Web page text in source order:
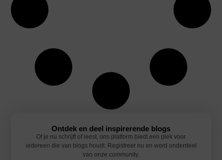
Ontdek en deel inspirerende blogs
Of je nu schrijft of leest, ons platform biedt een plek voor
iedereen die van blogs houdt. Registreer nu en word onderdeel
van onze community.